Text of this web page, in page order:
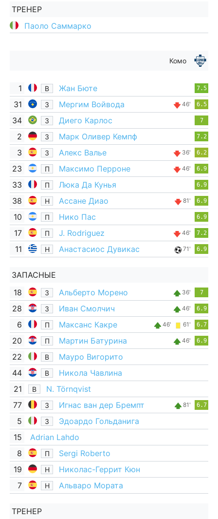
ТРЕНЕР
Паоло Саммарко
Комо
1 В Жан Бюте 7.5
31 З Мергим Войвода 46' 6.5
34 З Диего Карлос 7
2 З Марк Оливер Кемпф 7.2
3 З Алекс Валье 36' 6.2
23 П Максимо Перроне 46' 6.9
33 П Люка Да Кунья 6.9
38 Н Ассане Диао 81' 6.9
10 П Нико Пас 6.9
17 П J. Rodriguez 46' 7.2
11 Н Анастасиос Дувикас 71' 6.9
ЗАПАСНЫЕ
18
З Альберто Морено 36' 7
28 З Иван Смолчич 46' 6.9
6 П Максанс Какре 46' 61' 6.7
20 П Мартин Батурина 46' 6.9
22 В
Мауро Вигорито
44
В
Никола Чавлина
21
В
N. Törnqvist
77
З Игнас ван дер Бремпт 81' 6.7
5 З
Эдоардо Гольданига
15
Adrian Lahdo
8
П
Sergi Roberto
19
Н
Николас-Геррит Кюн
7
Н Альваро Мората
ТРЕНЕР